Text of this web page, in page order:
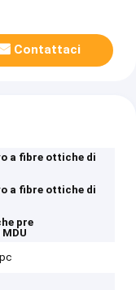
Contattaci
a fibre ottiche di
a fibre ottiche di
pre